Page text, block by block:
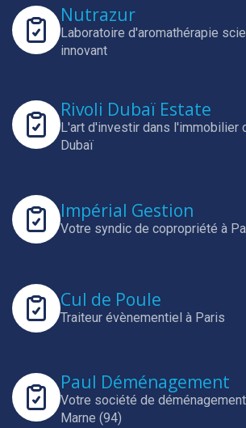
Nutrazur
Laboratoire d'aromathérapie
innovant
Rivoli Dubaï Estate
L'art d'investir dans l'immobilier
Dubaï
Impérial Gestion
Votre syndic de copropriété à
Cul de Poule
Traiteur évènementiel à Paris
Paul Déménagement
Votre société de
Marne (94)